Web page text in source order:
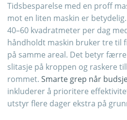
Tidsbesparelse med en proff
mot en liten maskin er
40–60 kvadratmeter per dag
håndholdt maskin bruker tre til
på samme areal. Det betyr
slitasje på kroppen og raskere
rommet. Smarte grep når
inkluderer å prioritere
utstyr flere dager ekstra på